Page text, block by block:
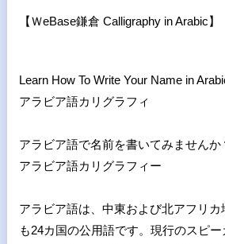
【ＷeBase鎌倉 Calligraphy in Arabic】
Learn How To Write Your Name in
アラビア語カリグラフィ
アラビア語で名前を書いてみませんか
アラビア語カリグラフィー
アラビア語は、中東および北アフリカ
も24カ国の公用語です。現行のスピ